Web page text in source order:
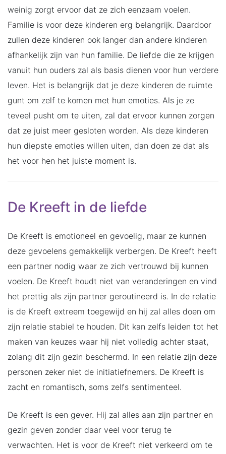
weinig zorgt ervoor dat ze zich eenzaam voelen.
Familie is voor deze kinderen erg belangrijk. Daardoor
zullen deze kinderen ook langer dan andere kinderen
afhankelijk zijn van hun familie. De liefde die ze krijgen
vanuit hun ouders zal als basis dienen voor hun verdere
leven. Het is belangrijk dat je deze kinderen de ruimte
gunt om zelf te komen met hun emoties. Als je ze
teveel pusht om te uiten, zal dat ervoor kunnen zorgen
dat ze juist meer gesloten worden. Als deze kinderen
hun diepste emoties willen uiten, dan doen ze dat als
het voor hen het juiste moment is.
De Kreeft in de liefde
De Kreeft is emotioneel en gevoelig, maar ze kunnen
deze gevoelens gemakkelijk verbergen. De Kreeft heeft
een partner nodig waar ze zich vertrouwd bij kunnen
voelen. De Kreeft houdt niet van veranderingen en vind
het prettig als zijn partner geroutineerd is. In de relatie
is de Kreeft extreem toegewijd en hij zal alles doen om
zijn relatie stabiel te houden. Dit kan zelfs leiden tot het
maken van keuzes waar hij niet volledig achter staat,
zolang dit zijn gezin beschermd. In een relatie zijn deze
personen zeker niet de initiatiefnemers. De Kreeft is
zacht en romantisch, soms zelfs sentimenteel.
De Kreeft is een gever. Hij zal alles aan zijn partner en
gezin geven zonder daar veel voor terug te
verwachten. Het is voor de Kreeft niet verkeerd om te